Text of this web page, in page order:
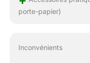
porte-papier)
Inconvénients